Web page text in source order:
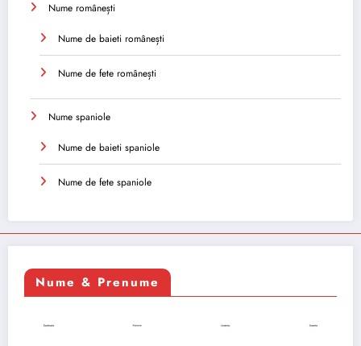
Nume românești
Nume de baieti românești
Nume de fete românești
Nume spaniole
Nume de baieti spaniole
Nume de fete spaniole
Nume & Prenume